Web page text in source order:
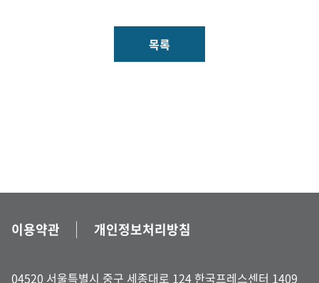
목록
이용약관 개인정보처리방침
04520 서울특별시 중구 세종대로 124 한국프레스센터 1409